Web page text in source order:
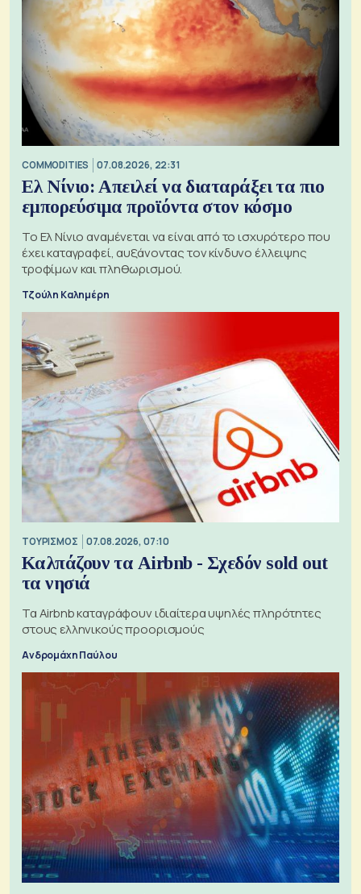
COMMODITIES 07.08.2026, 22:31
Ελ Νίνιο: Απειλεί να διαταράξει τα πιο
εμπορεύσιμα προϊόντα στον κόσμο
Το Ελ Νίνιο αναμένεται να είναι από το ισχυρότερο που
έχει καταγραφεί, αυξάνοντας τον κίνδυνο έλλειψης
τροφίμων και πληθωρισμού.
Τζούλη Καλημέρη
ΤΟΥΡΙΣΜΟΣ 07.08.2026, 07:10
Καλπάζουν τα Airbnb - Σχεδόν sold out
τα νησιά
Τα Airbnb καταγράφουν ιδιαίτερα υψηλές πληρότητες
στους ελληνικούς προορισμούς
Ανδρομάχη Παύλου